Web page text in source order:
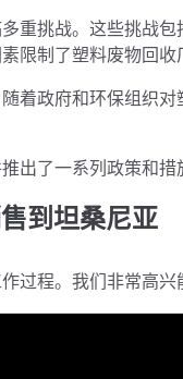
重挑战。这些挑战
限制了塑料废物回收
着政府和环保组织
出了一系列政策和措
到坦桑尼亚
过程。我们非常高兴